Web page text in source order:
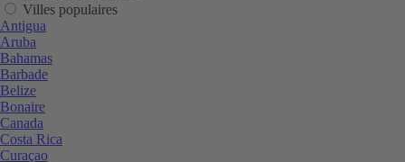
Villes populaires
Antigua
Aruba
Bahamas
Barbade
Belize
Bonaire
Canada
Costa Rica
Curaçao